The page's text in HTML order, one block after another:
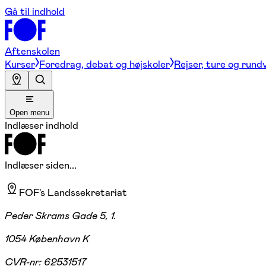
Gå til indhold
Aftenskolen
Kurser Foredrag, debat og højskoler Rejser, ture og
Open menu
Indlæser indhold
Indlæser siden...
FOF's Landssekretariat
Peder Skrams Gade 5, 1.
1054 København K
CVR-nr: 62531517